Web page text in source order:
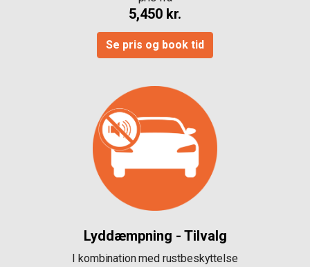
5,450 kr.
Se pris og book tid
Lyddæmpning - Tilvalg
I kombination med rustbeskyttelse